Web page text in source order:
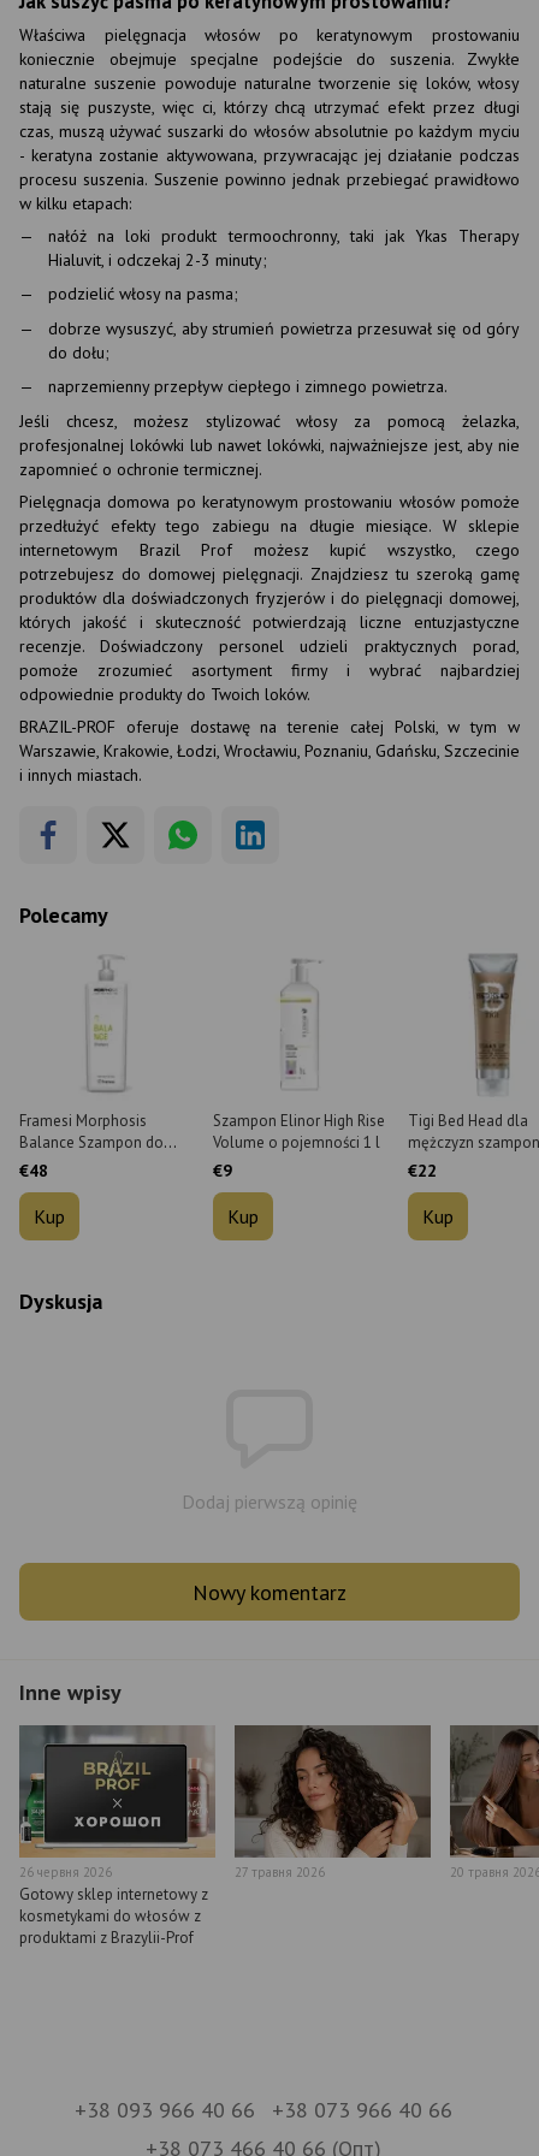
Właściwa pielęgnacja włosów po keratynowym prostowaniu
koniecznie obejmuje specjalne podejście do suszenia. Zwykłe
naturalne suszenie powoduje naturalne tworzenie się loków, włosy
stają się puszyste, więc ci, którzy chcą utrzymać efekt przez długi
czas, muszą używać suszarki do włosów absolutnie po każdym myciu
- keratyna zostanie aktywowana, przywracając jej działanie podczas
procesu suszenia. Suszenie powinno jednak przebiegać prawidłowo
w kilku etapach:
nałóż na loki produkt termoochronny, taki jak Ykas Therapy
Hialuvit, i odczekaj 2-3 minuty;
podzielić włosy na pasma;
dobrze wysuszyć, aby strumień powietrza przesuwał się od góry
do dołu;
naprzemienny przepływ ciepłego i zimnego powietrza.
Jeśli chcesz, możesz stylizować włosy za pomocą żelazka,
profesjonalnej lokówki lub nawet lokówki, najważniejsze jest, aby nie
zapomnieć o ochronie termicznej.
Pielęgnacja domowa po keratynowym prostowaniu włosów pomoże
przedłużyć efekty tego zabiegu na długie miesiące. W sklepie
internetowym Brazil Prof możesz kupić wszystko, czego
potrzebujesz do domowej pielęgnacji. Znajdziesz tu szeroką gamę
produktów dla doświadczonych fryzjerów i do pielęgnacji domowej,
których jakość i skuteczność potwierdzają liczne entuzjastyczne
recenzje. Doświadczony personel udzieli praktycznych porad,
pomoże zrozumieć asortyment firmy i wybrać najbardziej
odpowiednie produkty do Twoich loków.
BRAZIL-PROF oferuje dostawę na terenie całej Polski, w tym w
Warszawie, Krakowie, Łodzi, Wrocławiu, Poznaniu, Gdańsku, Szczecinie
i innych miastach.
Polecamy
Framesi Morphosis
Balance Szampon do
przetłuszczającej się
€48
Kup
Szampon Elinor High Rise
Volume o pojemności 1 l
€9
Kup
Tigi Bed Head dla
mężczyzn szampon
oczyszczający do
250 ml
€22
Kup
Dyskusja
Dodaj pierwszą opinię
Nowy komentarz
Inne wpisy
26 червня 2026
Gotowy sklep internetowy z
kosmetykami do włosów z
produktami z Brazylii-Prof
27 травня 2026 20 травня
+38 093 966 40 66
+38 073 966 40 66
+38 073 466 40 66 (Опт)